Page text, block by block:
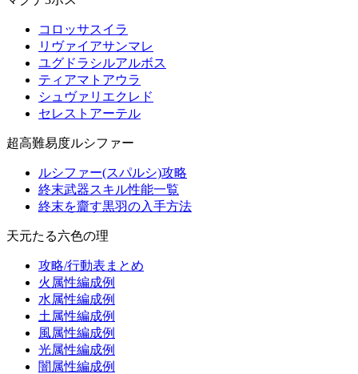
コロッサスイラ
リヴァイアサンマレ
ユグドラシルアルボス
ティアマトアウラ
シュヴァリエクレド
セレストアーテル
超高難易度ルシファー
ルシファー(スパルシ)攻略
終末武器スキル性能一覧
終末を齎す黒羽の入手方法
天元たる六色の理
攻略/行動表まとめ
火属性編成例
水属性編成例
土属性編成例
風属性編成例
光属性編成例
闇属性編成例